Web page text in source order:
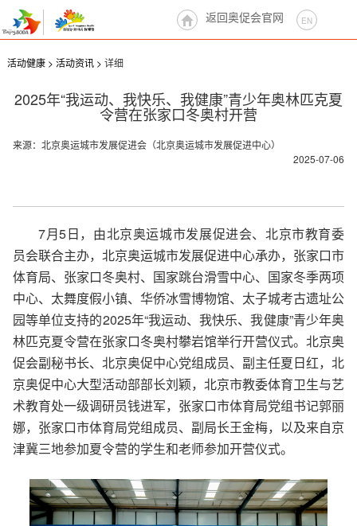
EN
返回奥促会官网
活动首页
活动资讯
精彩图片
活动健康 > 活动资讯 > 详细
2025年“我运动、我快乐、我健康”青少年奥林匹克夏
令营在张家口冬奥村开营
来源：北京奥运城市发展促进会（北京奥运城市发展促进中心）
2025-07-06
7月5日，由北京奥运城市发展促进会、北京市教育委
员会联合主办，北京奥运城市发展促进中心承办，张家口市
体育局、张家口冬奥村、国家跳台滑雪中心、国家冬季两项
中心、太舞度假小镇、华侨冰雪博物馆、太子城考古遗址公
园等单位支持的2025年“我运动、我快乐、我健康”青少年奥
林匹克夏令营在张家口冬奥村攀岩馆举行开营仪式。北京奥
促会副秘书长、北京奥促中心党组成员、副主任夏日红，北
京奥促中心大型活动部部长刘颖，北京市教委体育卫生与艺
术教育处一级调研员钱进军，张家口市体育局党组书记郭丽
娜，张家口市体育局党组成员、副局长王金梅，以及来自京
津冀三地参加夏令营的学生和老师参加开营仪式。